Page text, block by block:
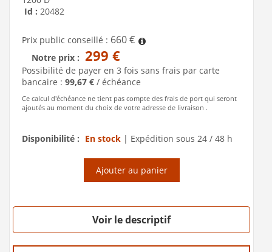
Id : 20482
Prix public conseillé : 660 €
Notre prix : 299 €
Possibilité de payer en 3 fois sans frais par carte
bancaire : 99,67 € / échéance
Ce calcul d'échéance ne tient pas compte des frais de port qui seront
ajoutés au moment du choix de votre adresse de livraison .
Disponibilité : En stock | Expédition sous 24 / 48 h
Ajouter au panier
Voir le descriptif